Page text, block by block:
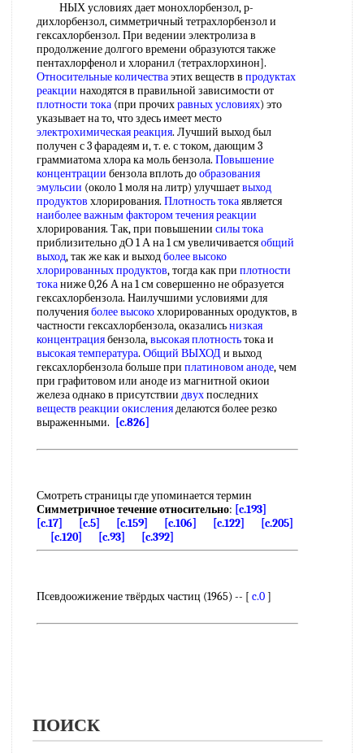
НЫХ условиях дает монохлорбензол, р-
дихлорбензол, симметричный тетрахлорбензол и
гексахлорбензол. При ведении электролиза в
продолжение долгого времени образуются также
пентахлорфенол и хлоранил (тетрахлорхинон].
Относительные количестваэтих веществ в продуктах
реакции находятся в правильной зависимости от
плотности тока (при прочихравных условиях) это
указывает на то, что здесь имеет место
электрохимическая реакция. Лучший выход был
получен с 3 фарадеям и, т. е. с током, дающим 3
граммиатома хлора ка моль бензола. Повышение
концентрации бензола вплоть дообразования
эмульсии (около 1 моля на литр) улучшаетвыход
продуктов хлорирования. Плотность токаявляется
наиболее важнымфактором течения реакции
хлорирования. Так, при повышении силы тока
приблизительно дО 1 А на 1 см увеличиваетсяобщий
выход, так же как и выходболее высоко
хлорированных продуктов, тогда как при плотности
токаниже 0,26 А на 1 см совершенно не образуется
гексахлорбензола. Наилучшими условиями для
полученияболее высокохлорированных ородуктов, в
частности гексахлорбензола, оказалисьнизкая
концентрациябензола,высокая плотностьтока и
высокая температура. Общий ВЫХОД и выход
гексахлорбензола больше при платиновом аноде, чем
при графитовом или аноде из магнитной окиои
железа однако в присутствии двухпоследних
веществ реакции окисленияделаются более резко
выраженными.
[c.826]
Смотреть страницы где упоминается термин
Симметричное течение относительно: [c.193]
[c.17]
[c.5] [c.159] [c.106] [c.122]
[c.205]
[c.120]
[c.93] [c.392]
Псевдоожижение твёрдых частиц (1965) -- [ c.0]
ПОИСК